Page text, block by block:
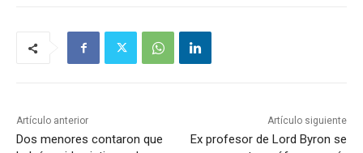
Artículo anterior
Dos menores contaron que
Artículo siguiente
Ex profesor de Lord Byron se